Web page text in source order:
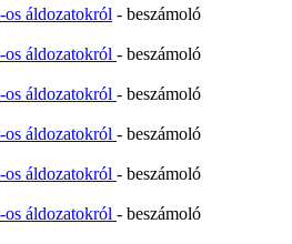
os áldozatokról - beszámoló
os áldozatokról - beszámoló
os áldozatokról - beszámoló
os áldozatokról - beszámoló
os áldozatokról - beszámoló
os áldozatokról - beszámoló